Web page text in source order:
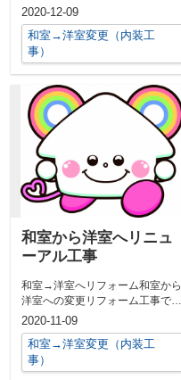
す。フローリング工事はただただ
床を張...
2020-12-09
和室→洋室変更（内装工
事）
和室から洋室へリニュ
ーアル工事
和室→洋室へリフォーム和室から
洋室への変更リフォーム工事で
す。中古マンションで多くご相談
いただくリフ...
2020-11-09
和室→洋室変更（内装工
事）